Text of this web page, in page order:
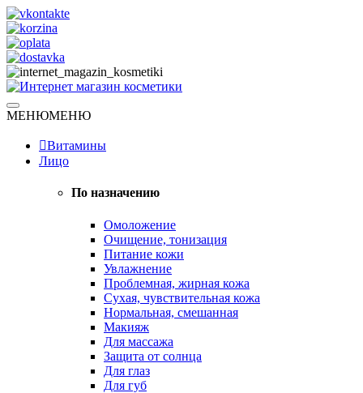
Skip
to
content
Интернет магазин косметики
Натуральная косметика
МЕНЮМЕНЮ
Витамины
Лицо
По назначению
Омоложение
Очищение, тонизация
Питание кожи
Увлажнение
Проблемная, жирная кожа
Сухая, чувствительная кожа
Нормальная, смешанная
Макияж
Для массажа
Защита от солнца
Для глаз
Для губ